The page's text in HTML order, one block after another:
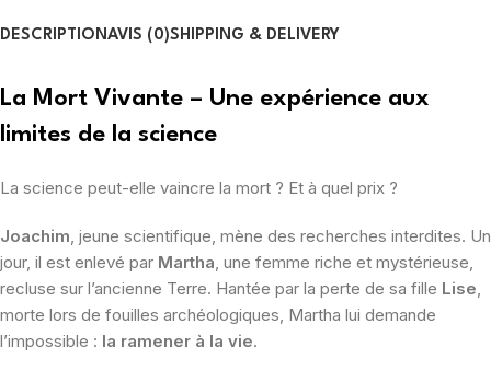
DESCRIPTION AVIS (0)SHIPPING & DELIVERY
La Mort Vivante – Une expérience aux
limites de la science
La science peut-elle vaincre la mort ? Et à quel prix ?
Joachim, jeune scientifique, mène des recherches interdites. Un
jour, il est enlevé par Martha, une femme riche et mystérieuse,
recluse sur l’ancienne Terre. Hantée par la perte de sa fille Lise,
morte lors de fouilles archéologiques, Martha lui demande
l’impossible : la ramener à la vie.